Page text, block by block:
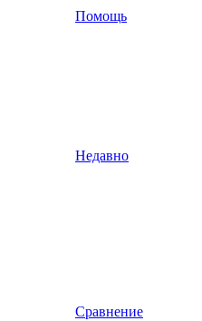
Помощь
Недавно
Сравнение